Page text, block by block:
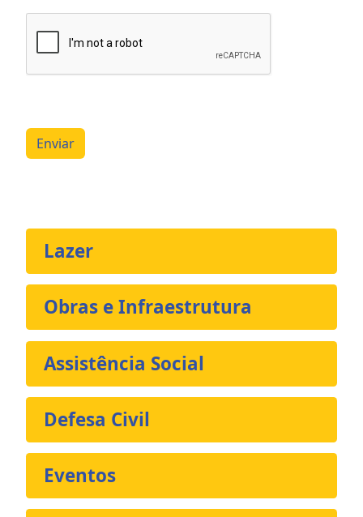
Enviar
Lazer
Obras e Infraestrutura
Assistência Social
Defesa Civil
Eventos